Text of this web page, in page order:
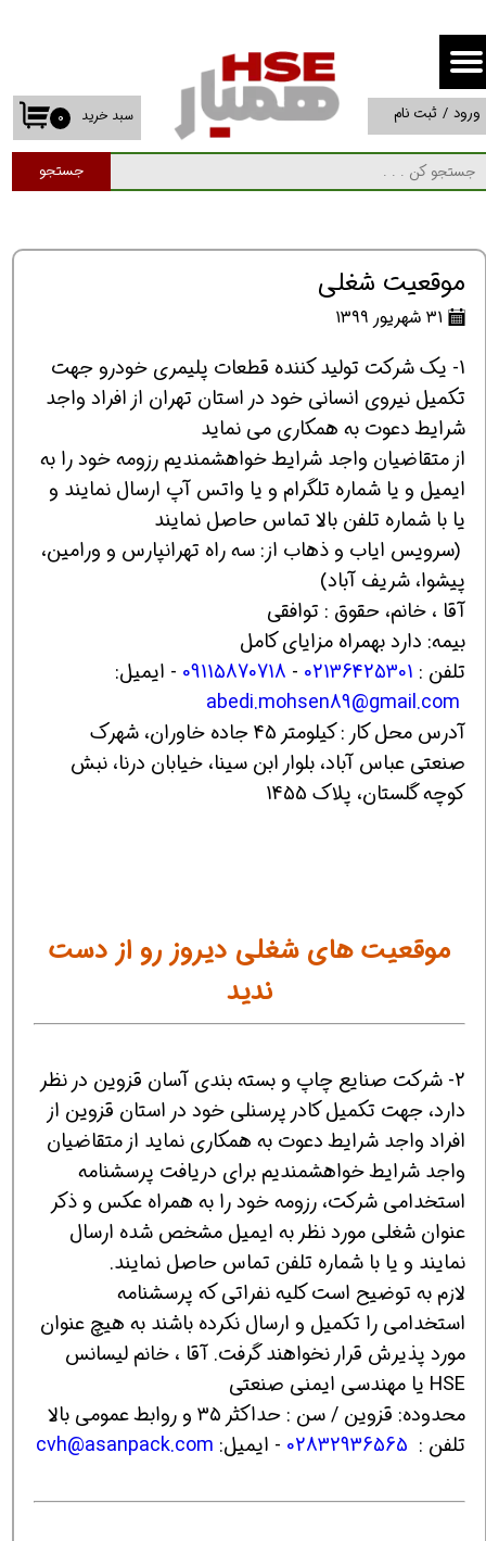
جستجو
۰ سبد خرید ورود / ثبت نام
حساب کاربری من
تغییر گذر واژه
سفارشات
موقعیت شغلی
۳۱ شهریور ۱۳۹۹
1- یک شرکت تولید کننده قطعات پلیمری خودرو جهت
تکمیل نیروی انسانی خود در استان تهران از افراد واجد
شرایط دعوت به همکاری می نماید
از متقاضیان واجد شرایط خواهشمندیم رزومه خود را به
ایمیل و یا شماره تلگرام و یا واتس آپ ارسال نمایند و
یا با شماره تلفن‌ بالا تماس حاصل نمایند
(سرویس ایاب و ذهاب از: سه راه تهرانپارس و ورامین،
پیشوا، شریف آباد)
آقا ، خانم، حقوق : توافقی
بیمه: دارد بهمراه مزایای کامل
تلفن : 02136425301
-
09115870718 - ایمیل:
abedi.mohsen89@gmail.com
آدرس محل کار : کیلومتر 45 جاده خاوران، شهرک
صنعتی عباس آباد، بلوار ابن سینا، خیابان درنا، نبش
کوچه گلستان، پلاک 1455
موقعیت های شغلی دیروز رو از دست
ندید
2- شرکت صنایع چاپ و بسته بندی آسان قزوین در نظر
دارد، جهت تکمیل کادر پرسنلی خود در استان قزوین از
افراد واجد شرایط دعوت به همکاری نماید از متقاضیان
واجد شرایط خواهشمندیم برای دریافت پرسشنامه
استخدامی شرکت، رزومه خود را به همراه عکس و ذکر
عنوان شغلی مورد نظر به ایمیل مشخص شده ارسال
نمایند و یا با شماره تلفن‌ تماس حاصل نمایند.
لازم به توضیح است کلیه نفراتی که پرسشنامه
استخدامی را تکمیل و ارسال نکرده باشند به هیچ عنوان
مورد پذیرش قرار نخواهند گرفت. آقا ، خانم لیسانس
HSE یا مهندسی ایمنی صنعتی
محدوده: قزوین / سن : حداکثر ۳۵ و روابط عمومی بالا
تلفن : 02832936565 - ایمیل: cvh@asanpack.com